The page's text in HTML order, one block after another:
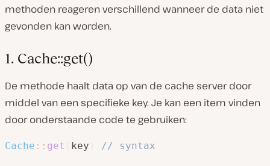
methoden reageren verschillend wanneer de data niet
gevonden kan worden.
1. Cache::get()
De methode haalt data op van de cache server door
middel van een specifieke key. Je kan een item vinden
door onderstaande code te gebruiken:
Cache :: get key // syntax